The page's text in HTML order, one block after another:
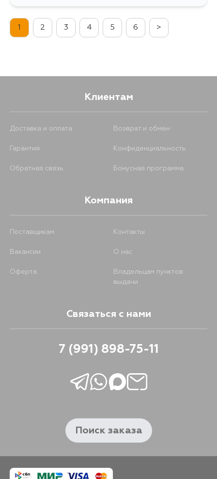
1 2 3 4 5 6 >
Клиентам
Доставка и оплата Возврат и обмен
Гарантия Конфиденциальность
Обратная связь Бонусная программа
Компания
Поставщикам Контакты
Вакансии О нас
Оферта
Владельцам пунктов
выдачи
Связаться с нами
7 (991) 898-75-11
Поиск заказа